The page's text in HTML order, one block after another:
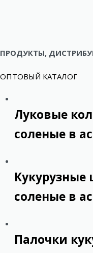
ПРОДУКТЫ,
ОПТОВЫЙ КАТАЛОГ
Луковые
соленые в
соленые в
Палочки